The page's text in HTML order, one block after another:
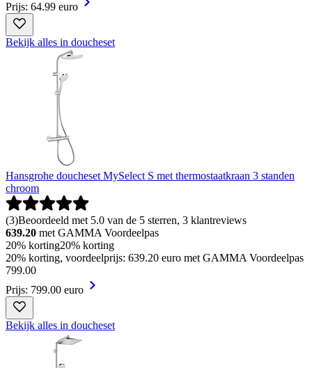
Prijs: 64.99 euro
Bekijk alles in doucheset
Hansgrohe doucheset MySelect S met thermostaatkraan 3 standen
chroom
(3)Beoordeeld met 5.0 van de 5 sterren, 3 klantreviews
639.20 met GAMMA Voordeelpas
20% korting20% korting
20% korting, voordeelprijs: 639.20 euro met GAMMA Voordeelpas
799.00
Prijs: 799.00 euro
Bekijk alles in doucheset